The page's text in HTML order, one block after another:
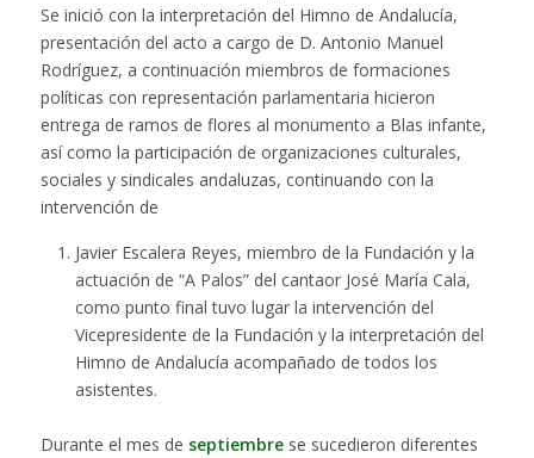
Se inició con la interpretación del Himno de Andalucía,
presentación del acto a cargo de D. Antonio Manuel
Rodríguez, a continuación miembros de formaciones
políticas con representación parlamentaria hicieron
entrega de ramos de flores al monumento a Blas infante,
así como la participación de organizaciones culturales,
sociales y sindicales andaluzas, continuando con la
intervención de
Javier Escalera Reyes, miembro de la Fundación y la
actuación de “A Palos” del cantaor José María Cala,
como punto final tuvo lugar la intervención del
Vicepresidente de la Fundación y la interpretación del
Himno de Andalucía acompañado de todos los
asistentes.
Durante el mes de septiembrese sucedieron diferentes